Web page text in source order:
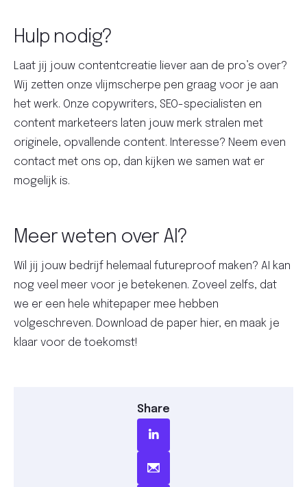
Share
Hulp nodig?
Laat jij jouw contentcreatie liever aan de pro’s over?
Wij zetten onze vlijmscherpe pen graag voor je aan
het werk. Onze copywriters, SEO-specialisten en
content marketeers laten jouw merk stralen met
originele, opvallende content. Interesse? Neem even
contact met ons op, dan kijken we samen wat er
mogelijk is.
Meer weten over AI?
Wil jij jouw bedrijf helemaal futureproof maken? AI kan
nog veel meer voor je betekenen. Zoveel zelfs, dat
we er een hele whitepaper mee hebben
volgeschreven. Download de paper hier, en maak je
klaar voor de toekomst!